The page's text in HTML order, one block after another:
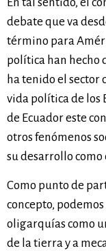
debate que va
término para
política han hecho
ha tenido el sector
vida política de los
de Ecuador este
otros fenómenos
su desarrollo
Como punto de
concepto,
oligarquías como
de la tierra y a